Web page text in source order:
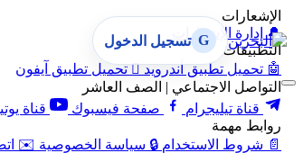
الإشعارات
🔔 إدارة الإشعارات
التطبيقات
🤖 تحميل تطبيق أندرويد  تحميل تطبيق آيفون
التواصل الاجتماعي | الصف العاشر
قناة تيليجرام
صفحة فيسبوك قناة
روابط مهمة
📄 شروط الاستخدام 🔒 سياسة الخصوصية ✉️
G تسجيل الدخول